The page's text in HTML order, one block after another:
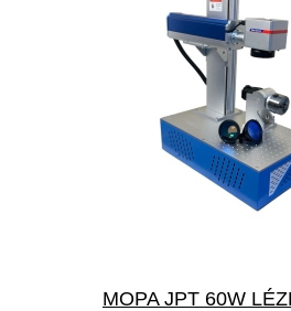
MOPA JPT 60W